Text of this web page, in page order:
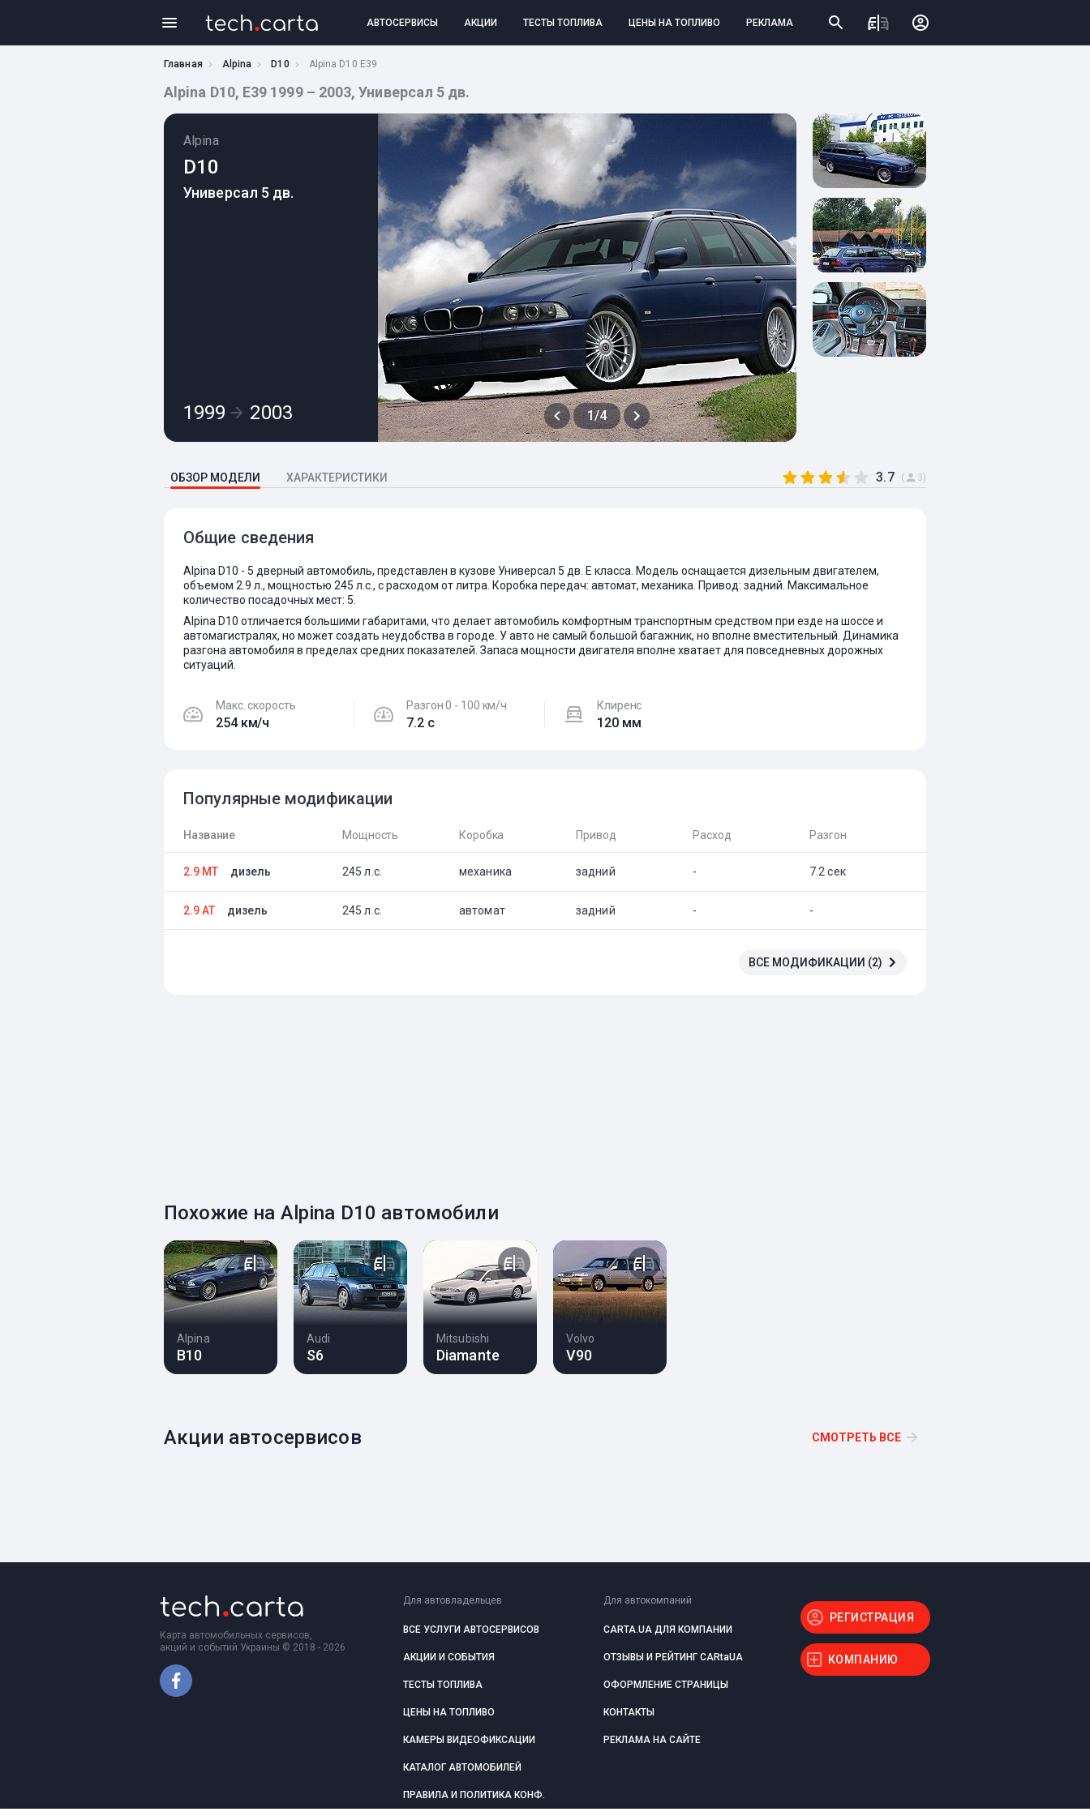
АВТОСЕРВИСЫ АКЦИИ ТЕСТЫ ТОПЛИВА ЦЕНЫ НА ТОПЛИВО РЕКЛАМА
Главная Alpina D10 Alpina D10 E39
Alpina D10, E39 1999 – 2003, Универсал 5 дв.
Alpina
D10
Универсал 5 дв.
1999 2003 1/4
ОБЗОР МОДЕЛИ ХАРАКТЕРИСТИКИ 3.7 ( 3)
Общие сведения
Alpina D10 - 5 дверный автомобиль, представлен в кузове Универсал 5 дв. E класса. Модель оснащается дизельным двигателем,
объемом 2.9 л., мощностью 245 л.с., с расходом от литра. Коробка передач: автомат, механика. Привод: задний. Максимальное
количество посадочных мест: 5.
Alpina D10 отличается большими габаритами, что делает автомобиль комфортным транспортным средством при езде на шоссе и
автомагистралях, но может создать неудобства в городе. У авто не самый большой багажник, но вполне вместительный. Динамика
разгона автомобиля в пределах средних показателей. Запаса мощности двигателя вполне хватает для повседневных дорожных
ситуаций.
Макс. скорость
254 км/ч
Разгон 0 - 100 км/ч
7.2 c
Клиренс
120 мм
Популярные модификации
Название Мощность Коробка Привод Расход Разгон
2.9 MT дизель 245 л.с. механика задний - 7.2 сек
2.9 AT дизель 245 л.с. автомат задний - -
ВСЕ МОДИФИКАЦИИ (2)
Похожие на Alpina D10 автомобили
Alpina
B10
Audi
S6
Mitsubishi
Diamante
Volvo
V90
Акции автосервисов СМОТРЕТЬ ВСЕ
Карта автомобильных сервисов,
акций и событий Украины © 2018 - 2026
Для автовладельцев
ВСЕ УСЛУГИ АВТОСЕРВИСОВ
АКЦИИ И СОБЫТИЯ
ТЕСТЫ ТОПЛИВА
ЦЕНЫ НА ТОПЛИВО
КАМЕРЫ ВИДЕОФИКСАЦИИ
КАТАЛОГ АВТОМОБИЛЕЙ
ПРАВИЛА И ПОЛИТИКА КОНФ.
Для автокомпаний
CARTA.UA ДЛЯ КОМПАНИИ
ОТЗЫВЫ И РЕЙТИНГ CARtaUA
ОФОРМЛЕНИЕ СТРАНИЦЫ
КОНТАКТЫ
РЕКЛАМА НА САЙТЕ
РЕГИСТРАЦИЯ
КОМПАНИЮ